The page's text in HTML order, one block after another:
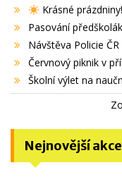
Krásné prázdniny!
Pasování
Návštěva Policie
Červnový piknik v
Školní výlet na
Nejnovější akce